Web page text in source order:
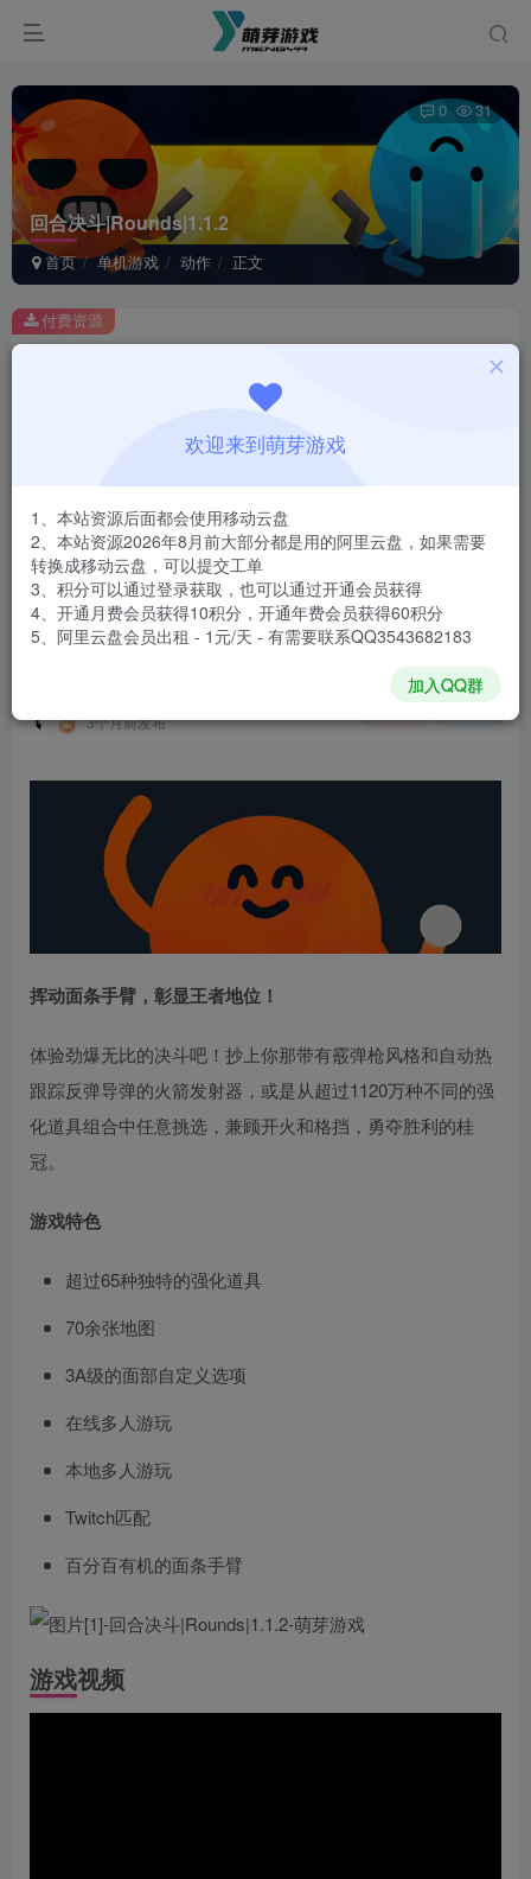
回合决斗|Rounds|1.1.2
首页 单机游戏 动作 正文
0 31
此内容为付费资源，请付费后查看
￥1
免费
登录购买
安装包大小
游戏本体大小
931.4 MB
付费资源
3个月前发布
挥动面条手臂，彰显王者地位！
体验劲爆无比的决斗吧！抄上你那带有霰弹枪风格和自动热
跟踪反弹导弹的火箭发射器，或是从超过1120万种不同的强
化道具组合中任意挑选，兼顾开火和格挡，勇夺胜利的桂
冠。
游戏特色
超过65种独特的强化道具
70余张地图
3A级的面部自定义选项
在线多人游玩
本地多人游玩
Twitch匹配
百分百有机的面条手臂
游戏视频
欢迎来到萌芽游戏
1、本站资源后面都会使用移动云盘
2、本站资源2026年8月前大部分都是用的阿里云盘，如果需要
转换成移动云盘，可以提交工单
3、积分可以通过登录获取，也可以通过开通会员获得
4、开通月费会员获得10积分，开通年费会员获得60积分
5、阿里云盘会员出租 - 1元/天 - 有需要联系QQ3543682183
加入QQ群